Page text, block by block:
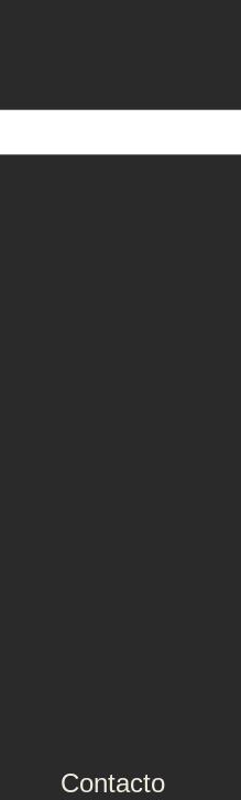
Contacto